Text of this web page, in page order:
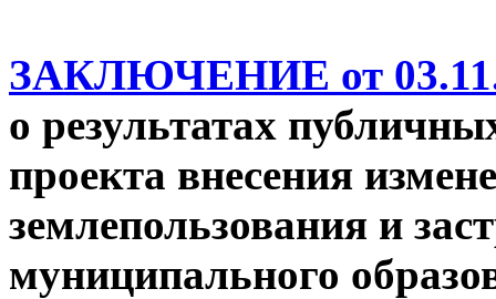
ЗАКЛЮЧЕНИЕ от
о результатах
проекта внесения
землепользования и
муниципального